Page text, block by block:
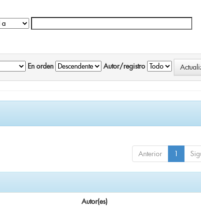
En orden Autor/registro
Anterior 1
Autor(es)